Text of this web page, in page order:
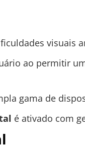
visuais
ao permitir
gama de
é ativado com